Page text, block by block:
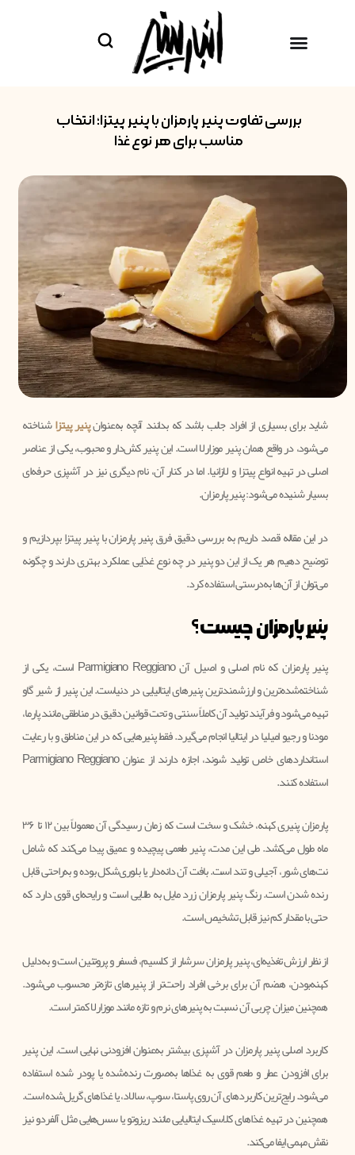
بررسی تفاوت پنیر پارمزان با پنیر پیتزا؛ انتخاب
مناسب برای هر نوع غذا
شاید برای بسیاری از افراد جالب باشد که بدانند آنچه به‌عنوانپنیر پیتزاشناخته
می‌شود، در واقع همان پنیر موزارلا است. این پنیر کش‌دار و محبوب، یکی از عناصر
اصلی در تهیه انواع پیتزا و لازانیا. اما در کنار آن، نام دیگری نیز در آشپزی حرفه‌ای
بسیار شنیده می‌شود: پنیر پارمزان.
در این مقاله قصد داریم به بررسی دقیق فرق پنیر پارمزان با پنیر پیتزا بپردازیم و
توضیح دهیم هر یک از این دو پنیر در چه نوع غذایی عملکرد بهتری دارند و چگونه
می‌توان از آن‌ها به‌درستی استفاده کرد.
پنیر پارمزان چیست؟
پنیر پارمزان که نام اصلی و اصیل آن Parmigiano Reggiano است، یکی از
شناخته‌شده‌ترین و ارزشمندترین پنیرهای ایتالیایی در دنیاست. این پنیر از شیر گاو
تهیه می‌شود و فرآیند تولید آن کاملاً سنتی و تحت قوانین دقیق در مناطقی مانند پارما،
مودنا و رجیو امیلیا در ایتالیا انجام می‌گیرد. فقط پنیرهایی که در این مناطق و با رعایت
استانداردهای خاص تولید شوند، اجازه دارند از عنوان Parmigiano Reggiano
استفاده کنند.
پارمزان پنیری کهنه، خشک و سخت است که زمان رسیدگی آن معمولاً بین ۱۲ تا ۳۶
ماه طول می‌کشد. طی این مدت، پنیر طعمی پیچیده و عمیق پیدا می‌کند که شامل
نت‌های شور، آجیلی و تند است. بافت آن دانه‌دار یا بلوری‌شکل بوده و به‌راحتی قابل
رنده‌ شدن است. رنگ پنیر پارمزان زرد مایل به طلایی است و رایحه‌ای قوی دارد که
حتی با مقدار کم نیز قابل تشخیص است.
از نظر ارزش تغذیه‌ای، پنیر پارمزان سرشار از کلسیم، فسفر و پروتئین است و به‌دلیل
کهنه‌بودن، هضم آن برای برخی افراد راحت‌تر از پنیرهای تازه‌تر محسوب می‌شود.
همچنین میزان چربی آن نسبت به پنیرهای نرم و تازه مانند موزارلا کمتر است.
کاربرد اصلی پنیر پارمزان در آشپزی بیشتر به‌عنوان افزودنی نهایی است. این پنیر
برای افزودن عطر و طعم قوی به غذاها به‌صورت رنده‌شده یا پودر شده استفاده
می‌شود. رایج‌ترین کاربردهای آن روی پاستا، سوپ، سالاد، یا غذاهای گریل‌شده است.
همچنین در تهیه غذاهای کلاسیک ایتالیایی مانند ریزوتو یا سس‌هایی مثل آلفردو نیز
نقش مهمی ایفا می‌کند.